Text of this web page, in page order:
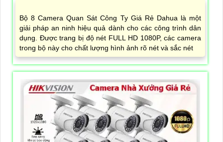
Bộ 8 Camera Quan Sát Công Ty Giá Rẻ Dahua là một
giải pháp an ninh hiệu quả dành cho các công trình dân
dụng. Được trang bị độ nét FULL HD 1080P, các camera
trong bộ này cho chất lượng hình ảnh rõ nét và sắc nét